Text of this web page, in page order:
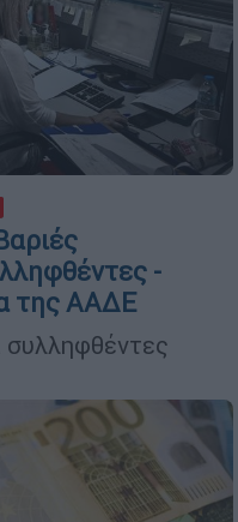
-
της ΑΑΔΕ
συλληφθέντες